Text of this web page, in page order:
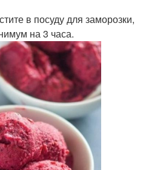
в посуду для заморозки,
на 3 часа.